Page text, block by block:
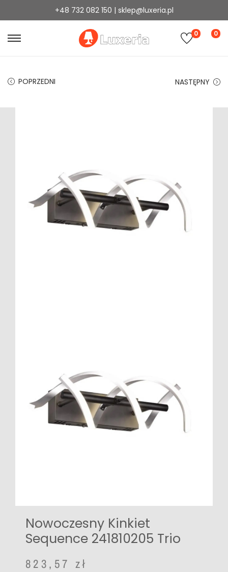
+48 732 082 150 | sklep@luxeria.pl
0 0
POPRZEDNI NASTĘPNY
Nowoczesny Kinkiet
Sequence 241810205 Trio
823,57 zł